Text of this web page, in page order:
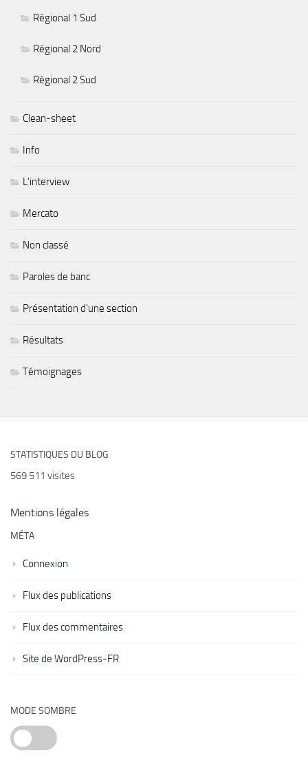
Régional 1 Sud
Régional 2 Nord
Régional 2 Sud
Clean-sheet
Info
L'interview
Mercato
Non classé
Paroles de banc
Présentation d'une section
Résultats
Témoignages
STATISTIQUES DU BLOG
569 511 visites
Mentions légales
MÉTA
Connexion
Flux des publications
Flux des commentaires
Site de WordPress-FR
MODE SOMBRE